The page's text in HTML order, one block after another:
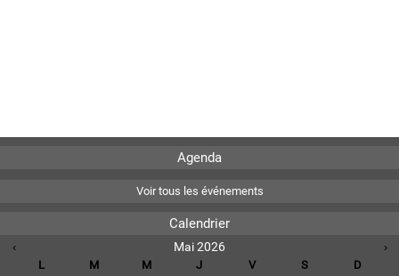
Agenda
Voir tous les événements
Calendrier
‹ Mai 2026 ›
L M M J V S D